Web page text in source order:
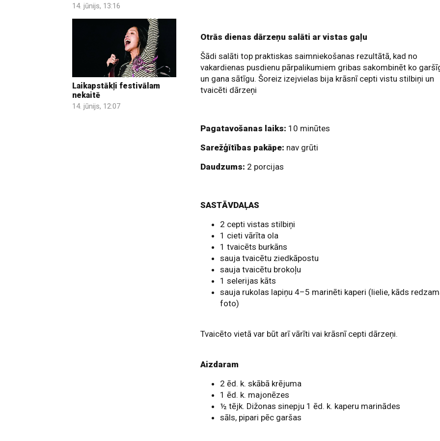
14. jūnijs, 13:16
Laikapstākļi festivālam
nekaitē
14. jūnijs, 12:07
Otrās dienas dārzeņu salāti ar vistas gaļu
Šādi salāti top praktiskas saimniekošanas rezultātā, kad no
vakardienas pusdienu pārpalikumiem gribas sakombinēt ko
un gana sātīgu. Šoreiz izejvielas bija krāsnī cepti vistu stilbiņi un
tvaicēti dārzeņi
Pagatavošanas laiks: 10 minūtes
Sarežģītības pakāpe: nav grūti
Daudzums: 2 porcijas
SASTĀVDAĻAS
2 cepti vistas stilbiņi
1 cieti vārīta ola
1 tvaicēts burkāns
sauja tvaicētu ziedkāpostu
sauja tvaicētu brokoļu
1 selerijas kāts
sauja rukolas lapiņu 4–5 marinēti kaperi (lielie, kāds
foto)
Tvaicēto vietā var būt arī vārīti vai krāsnī cepti dārzeņi.
Aizdaram
2 ēd. k. skābā krējuma
1 ēd. k. majonēzes
½ tējk. Dižonas sinepju 1 ēd. k. kaperu marinādes
sāls, pipari pēc garšas